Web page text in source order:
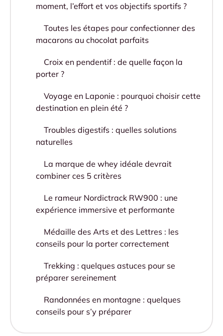
moment, l’effort et vos objectifs sportifs ?
Toutes les étapes pour confectionner des
macarons au chocolat parfaits
Croix en pendentif : de quelle façon la
porter ?
Voyage en Laponie : pourquoi choisir cette
destination en plein été ?
Troubles digestifs : quelles solutions
naturelles
La marque de whey idéale devrait
combiner ces 5 critères
Le rameur Nordictrack RW900 : une
expérience immersive et performante
Médaille des Arts et des Lettres : les
conseils pour la porter correctement
Trekking : quelques astuces pour se
préparer sereinement
Randonnées en montagne : quelques
conseils pour s’y préparer